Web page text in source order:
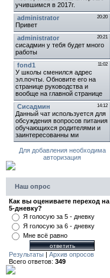
Для добавления необходима
авторизация
Наш опрос
Как вы оцениваете переход на
5-дневку?
Я голосую за 5 - дневку
Я голосую за 6 - дневку
Мне всё равно
Результаты | Архив опросов
Всего ответов: 349